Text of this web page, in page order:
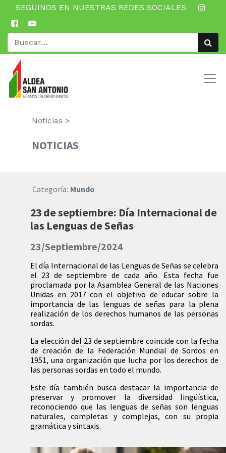
SEGUINOS EN NUESTRAS REDES SOCIALES
Noticias >
NOTICIAS
Categoría: Mundo
23 de septiembre: Día Internacional de
las Lenguas de Señas
23/Septiembre/2024
El día Internacional de las Lenguas de Señas se celebra
el 23 de septiembre de cada año. Esta fecha fue
proclamada por la Asamblea General de las Naciones
Unidas en 2017 con el objetivo de educar sobre la
importancia de las lenguas de señas para la plena
realización de los derechos humanos de las personas
sordas.
La elección del 23 de septiembre coincide con la fecha
de creación de la Federación Mundial de Sordos en
1951, una organización que lucha por los derechos de
las personas sordas en todo el mundo.
Este día también busca destacar la importancia de
preservar y promover la diversidad lingüística,
reconociendo que las lenguas de señas son lenguas
naturales, completas y complejas, con su propia
gramática y sintaxis.